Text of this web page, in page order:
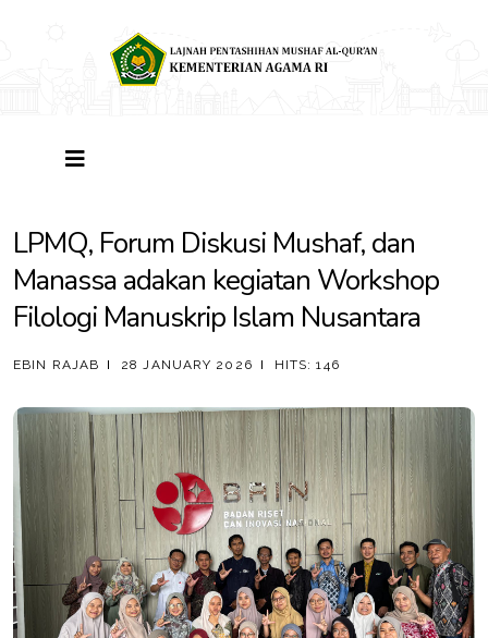
LPMQ, Forum Diskusi Mushaf, dan
Manassa adakan kegiatan Workshop
Filologi Manuskrip Islam Nusantara
EBIN RAJAB 28 JANUARY 2026 HITS: 146